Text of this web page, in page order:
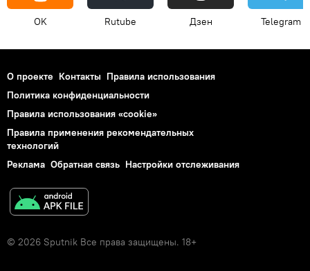
OK Rutube Дзен Telegram
О проекте Контакты Правила использования
Политика конфиденциальности
Правила использования «cookie»
Правила применения рекомендательных
технологий
Реклама Обратная связь Настройки отслеживания
© 2026 Sputnik Все права защищены. 18+